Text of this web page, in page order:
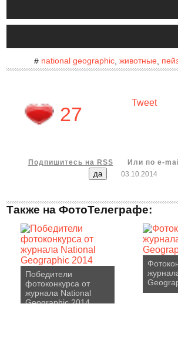
# national geographic, животные,
27
Tweet
Подпишитесь на RSS
Или по e-
03.10.2014
Также на ФотоТелеграфе:
Победители
фотоконкурса от
журнала National
Geographic 2014